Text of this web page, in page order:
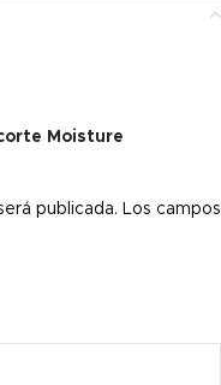
Moisture
publicada. Los campos